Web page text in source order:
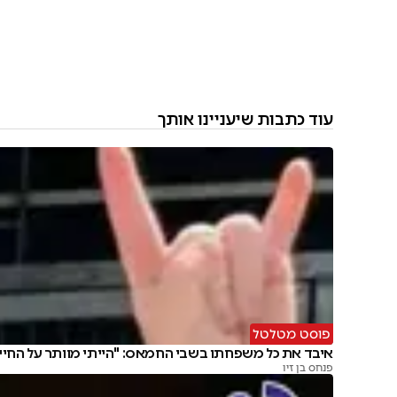
עוד כתבות שיעניינו אותך
פוסט מטלטל
איבד את כל משפחתו בשבי החמאס: "הייתי מוותר על
פנחס בן זיו